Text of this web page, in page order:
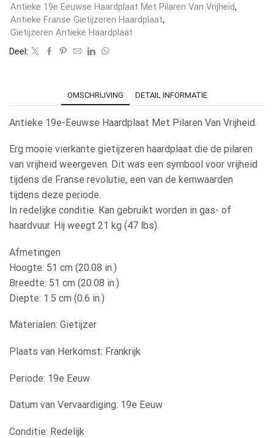
Antieke 19e Eeuwse Haardplaat Met Pilaren Van Vrijheid,
Antieke Franse Gietijzeren Haardplaat,
Gietijzeren Antieke Haardplaat
Deel:
OMSCHRIJVING DETAIL INFORMATIE
Antieke 19e-Eeuwse Haardplaat Met Pilaren Van Vrijheid.
Erg mooie vierkante gietijzeren haardplaat die de pilaren
van vrijheid weergeven. Dit was een symbool voor vrijheid
tijdens de Franse revolutie, een van de kernwaarden
tijdens deze periode.
In redelijke conditie. Kan gebruikt worden in gas- of
haardvuur. Hij weegt 21 kg (47 lbs).
Afmetingen
Hoogte: 51 cm (20.08 in.)
Breedte: 51 cm (20.08 in.)
Diepte: 1.5 cm (0.6 in.)
Materialen: Gietijzer
Plaats van Herkomst: Frankrijk
Periode: 19e Eeuw
Datum van Vervaardiging: 19e Eeuw
Conditie: Redelijk